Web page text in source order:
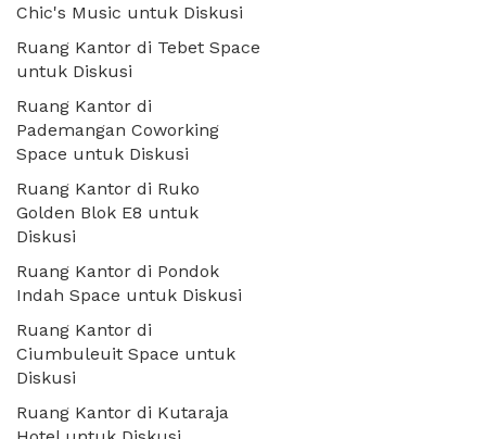
Chic's Music untuk Diskusi
Ruang Kantor di Tebet Space
untuk Diskusi
Ruang Kantor di
Pademangan Coworking
Space untuk Diskusi
Ruang Kantor di Ruko
Golden Blok E8 untuk
Diskusi
Ruang Kantor di Pondok
Indah Space untuk Diskusi
Ruang Kantor di
Ciumbuleuit Space untuk
Diskusi
Ruang Kantor di Kutaraja